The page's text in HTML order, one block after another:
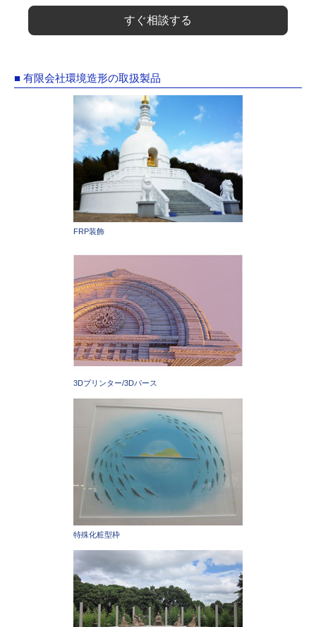
すぐ相談する
■ 有限会社環境造形の取扱製品
FRP装飾
3Dプリンター/3Dパース
特殊化粧型枠